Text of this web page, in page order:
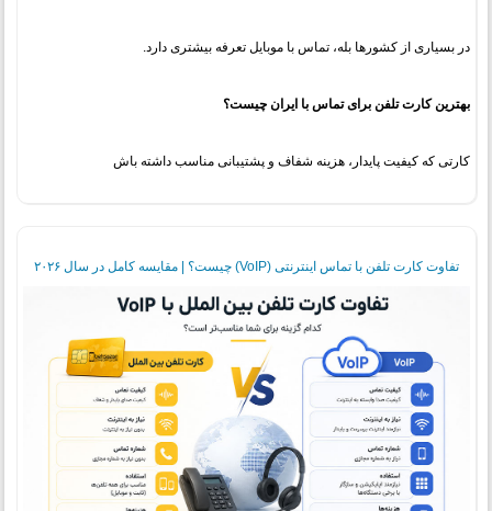
در بسیاری از کشورها بله، تماس با موبایل تعرفه بیشتری دارد.
بهترین کارت تلفن برای تماس با ایران چیست؟
کارتی که کیفیت پایدار، هزینه شفاف و پشتیبانی مناسب داشته باش
تفاوت کارت تلفن با تماس اینترنتی (VoIP) چیست؟ | مقایسه کامل در سال ۲۰۲۶